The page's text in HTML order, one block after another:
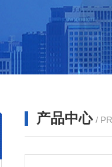
产品中心 /